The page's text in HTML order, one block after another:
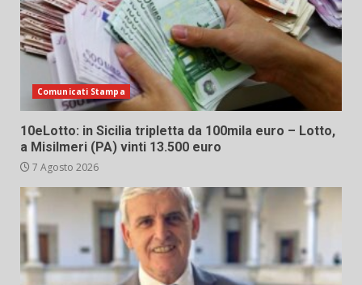
Comunicati Stampa
10eLotto: in Sicilia tripletta da 100mila euro – Lotto,
a Misilmeri (PA) vinti 13.500 euro
7 Agosto 2026